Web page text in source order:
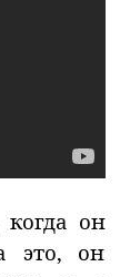
когда он
это, он